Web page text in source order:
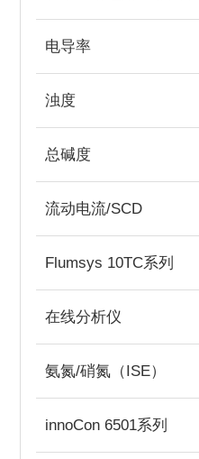
电导率
浊度
总碱度
流动电流/SCD
Flumsys 10TC系列
在线分析仪
氨氮/硝氮（ISE）
innoCon 6501系列